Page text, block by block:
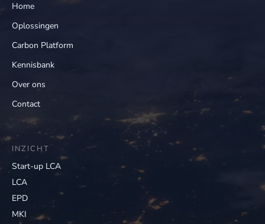
Home
Oplossingen
Carbon Platform
Kennisbank
Over ons
Contact
INZICHT
Start-up LCA
LCA
EPD
MKI